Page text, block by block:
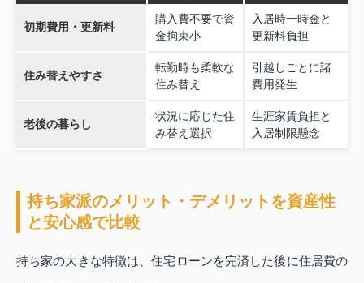
初期費用・更新料
購入費不要で資
金拘束小
入居時一時金と
更新料負担
住み替えやすさ
転勤時も柔軟な
住み替え
引越しごとに諸
費用発生
老後の暮らし
状況に応じた住
み替え選択
生涯家賃負担と
入居制限懸念
持ち家派のメリット・デメリットを資産性
と安心感で比較
持ち家の大きな特徴は、住宅ローンを完済した後に住居費の